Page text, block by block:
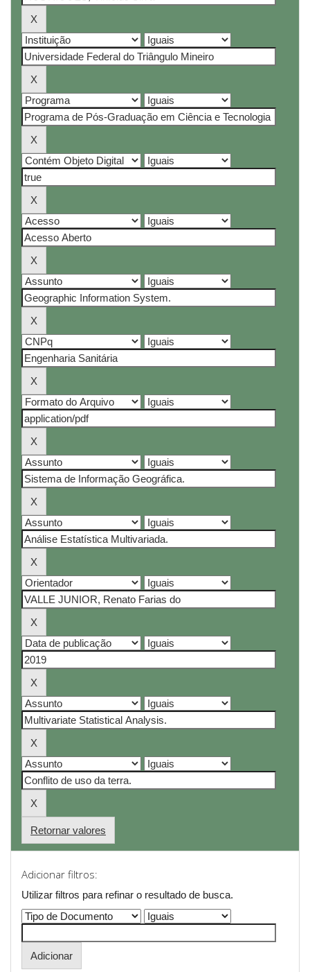
Retornar valores
Adicionar filtros:
Utilizar filtros para refinar o resultado de busca.